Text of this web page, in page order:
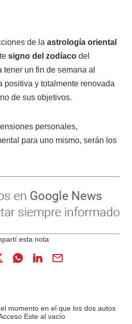
de la astrología oriental
signo del zodíaco del
tener un fin de semana al
positiva y totalmente renovada
de sus objetivos.
personales,
para uno mismo, serán los
momento en el que los dos autos
Este al vacío